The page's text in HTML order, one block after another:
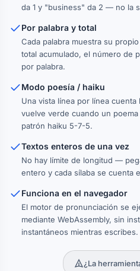
da 1 y "business" da 2 — no la
Por palabra y total
Cada palabra muestra su
total acumulado, el número de
por palabra.
Modo poesía / haiku
Una vista línea por línea cuenta
vuelve verde cuando un
patrón haiku 5-7-5.
Textos enteros de una vez
No hay límite de longitud —
entero y cada sílaba se cuenta
Funciona en el navegador
El motor de pronunciación se
mediante WebAssembly, sin
instantáneos mientras escribes.
¿La